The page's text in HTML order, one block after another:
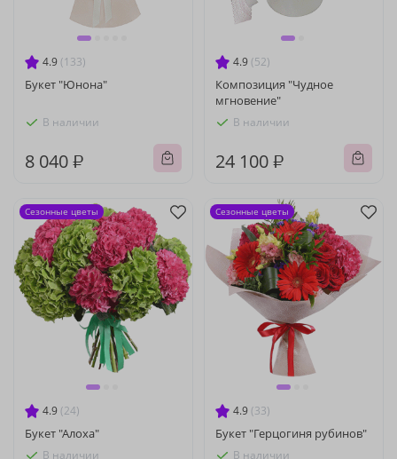
4.9 (133)
Букет "Юнона"
В наличии
8 040 ₽
4.9 (52)
Композиция "Чудное
мгновение"
В наличии
24 100 ₽
4.9 (24)
Букет "Алоха"
В наличии
Сезонные цветы
4.9 (33)
Букет "Герцогиня рубинов"
В наличии
Сезонные цветы